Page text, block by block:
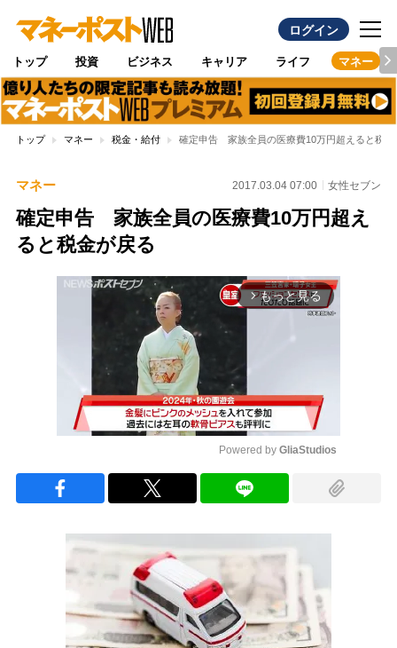
ログイン
トップ 投資 ビジネス キャリア ライフ マネー
トップ マネー 税金・給付 確定申告 家族全員の医療費10万円超えると税金
マネー 2017.03.04 07:00 女性セブン
確定申告 家族全員の医療費10万円超え
ると税金が戻る
arrow_forward_ios もっと見る
Powered by GliaStudios